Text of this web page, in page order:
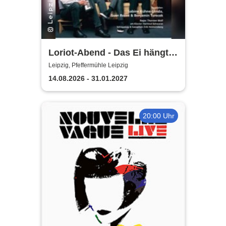
Loriot-Abend - Das Ei hängt
schief | Kabarett Leipziger
Pfeffermühle
Leipzig, Pfeffermühle Leipzig
14.08.2026 - 31.01.2027
20:00 Uhr